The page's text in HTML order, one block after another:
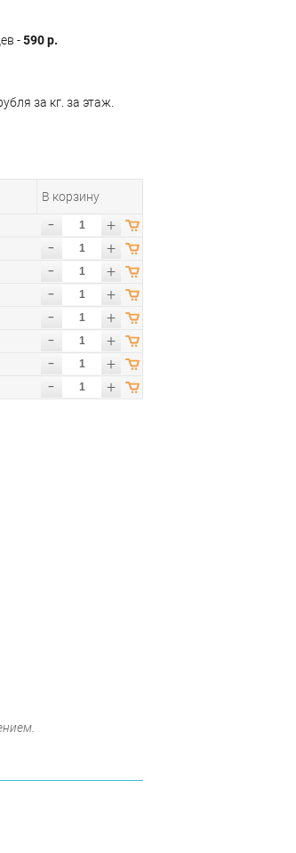
-590 р.
за кг. за этаж.
В корзину
- +
- +
- +
- +
- +
- +
- +
- +